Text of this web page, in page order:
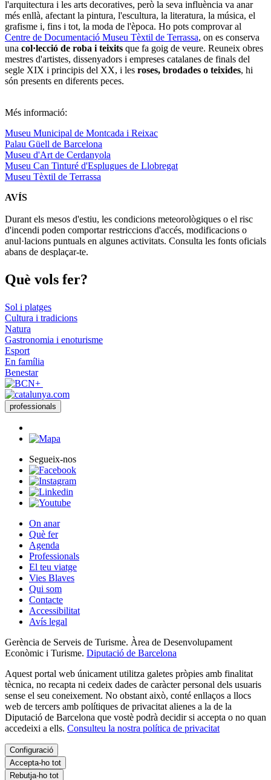
A les comarques de Barcelona, el modernisme va renovar totalment
l'arquitectura i les arts decoratives, però la seva influència va anar
més enllà, afectant la pintura, l'escultura, la literatura, la música, el
grafisme i, fins i tot, la moda de l'època. Ho pots comprovar al
Centre de Documentació Museu Tèxtil de Terrassa, on es conserva
unacol·lecció de roba i teixits que fa goig de veure. Reuneix obres
mestres d'artistes, dissenyadors i empreses catalanes de finals del
segle XIX i principis del XX, i les
Museu Municipal de Montcada i Reixac
Palau Güell de Barcelona
Museu d'Art de Cerdanyola
Museu Can Tinturé d'Esplugues de Llobregat
Durant els mesos d'estiu, les condicions meteorològiques o el risc
d'incendi poden comportar restriccions d'accés, modificacions o
anul·lacions puntuals en algunes activitats. Consulta les fonts oficials
Què vols
Sol i platges
Cultura i tradicions
Natura
Gastronomia i enoturisme
Esport
En família
Benestar
Segueix-nos
On anar
Què fer
Agenda
Professionals
El teu viatge
Vies Blaves
Qui som
Contacte
Accessibilitat
Gerència de Serveis de Turisme. Àrea de Desenvolupament
Aquest portal web únicament utilitza galetes pròpies amb finalitat
tècnica, no recapta ni cedeix dades de caràcter personal dels usuaris
sense el seu coneixement. No obstant això, conté enllaços a llocs
web de tercers amb polítiques de privacitat alienes a la de la
Diputació de Barcelona que vostè podrà decidir si accepta o no quan
Configuració
Accepta-ho tot